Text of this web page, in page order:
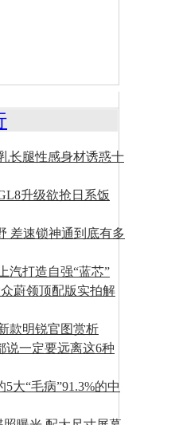
长腿性感身材诱惑十
升级欲抢日系饭
差速锁神通到底有多
汽打造自强“蓝芯”
蔚领顶配版实拍解
款明锐官图赏析
说一定要远离这6种
大“毛病”91.3%的中